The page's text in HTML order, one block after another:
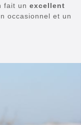
fait un excellent
occasionnel et un